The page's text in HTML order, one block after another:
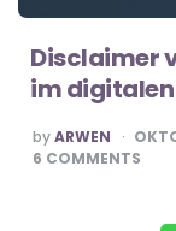
Disclaimer
im
POSTED
BY
byARWEN
6 COMMENTS